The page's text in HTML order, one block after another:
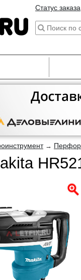
Статус заказа
→